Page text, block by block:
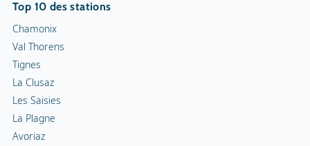
Top 10 des stations
Chamonix
Val Thorens
Tignes
La Clusaz
Les Saisies
La Plagne
Avoriaz